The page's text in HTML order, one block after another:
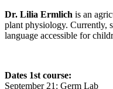
Dr. Lilia Ermlich is an
plant physiology. Currently,
language accessible for
Dates 1st course:
September 21: Germ Lab